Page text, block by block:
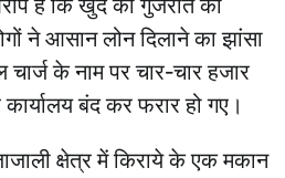
ने आसान लोन दिलाने का झांसा
चार्ज के नाम पर चार-चार हजार
बंद कर फरार हो गए।
क्षेत्र में किराये के एक मकान